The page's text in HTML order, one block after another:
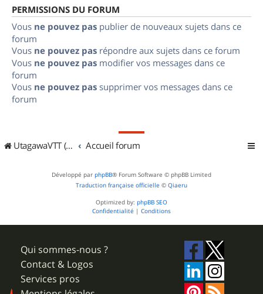
PERMISSIONS DU FORUM
Vous ne pouvez pas publier de nouveaux sujets dans ce
forum
Vous ne pouvez pas répondre aux sujets dans ce forum
Vous ne pouvez pas modifier vos messages dans ce
forum
Vous ne pouvez pas supprimer vos messages dans ce
forum
UtagawaVTT (Randos VTT et VTTAE avec traces GPS) Accueil forum
Développé par phpBB® Forum Software © phpBB Limited
Traduction française officielle © Qiaeru
Optimized by: phpBB SEO
Confidentialité | Conditions
Qui sommes-nous ?
Contact & Logos
Services pros